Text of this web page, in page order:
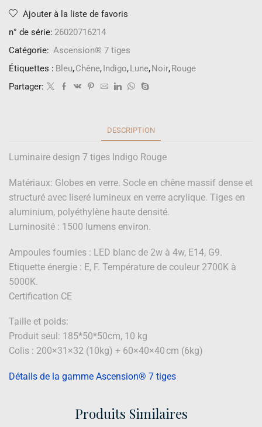
Ajouter à la liste de favoris
n° de série: 26020716214
Catégorie: Ascension® 7 tiges
Étiquettes : Bleu,Chêne,Indigo,Lune,Noir,Rouge
Partager:
DESCRIPTION
Luminaire design 7 tiges Indigo Rouge
Matériaux: Globes en verre. Socle en chêne massif dense et
structuré avec liseré lumineux en verre acrylique. Tiges en
aluminium, polyéthylène haute densité.
Luminosité : 1500 lumens environ.
Ampoules fournies : LED blanc de 2w à 4w, E14, G9.
Etiquette énergie : E, F. Température de couleur 2700K à
5000K.
Certification CE
Taille et poids:
Produit seul: 185*50*50cm, 10 kg
Colis : 200×31×32 (10kg) + 60×40×40 cm (6kg)
Détails de la gamme Ascension® 7 tiges
Produits Similaires